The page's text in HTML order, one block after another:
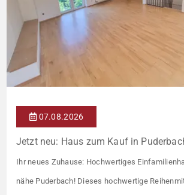
07.08.2026
Jetzt neu: Haus zum Kauf in
Ihr neues Zuhause: Hochwertiges
nähe Puderbach! Dieses hochwertige